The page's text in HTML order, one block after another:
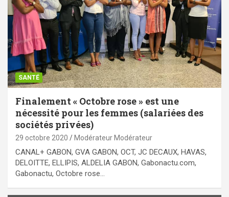
SANTÉ
Finalement « Octobre rose » est une
nécessité pour les femmes (salariées des
sociétés privées)
29 octobre 2020 Modérateur Modérateur
CANAL+ GABON, GVA GABON, OCT, JC DECAUX, HAVAS,
DELOITTE, ELLIPIS, ALDELIA GABON, Gabonactu.com,
Gabonactu, Octobre rose…